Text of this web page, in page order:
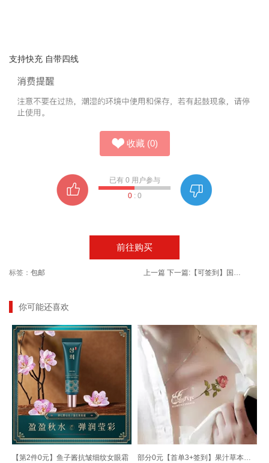
支持快充 自带四线
收藏 (0)
已有 0 用户参与
0: 0
前往购买
标签： 包邮 上一篇 下一篇: 【可签到】国丰网红益生菌酵素山楂
你可能还喜欢
【第2件0元】鱼子酱抗皱细纹女眼霜 部分0元【首单3+签到】果汁草本纹身贴